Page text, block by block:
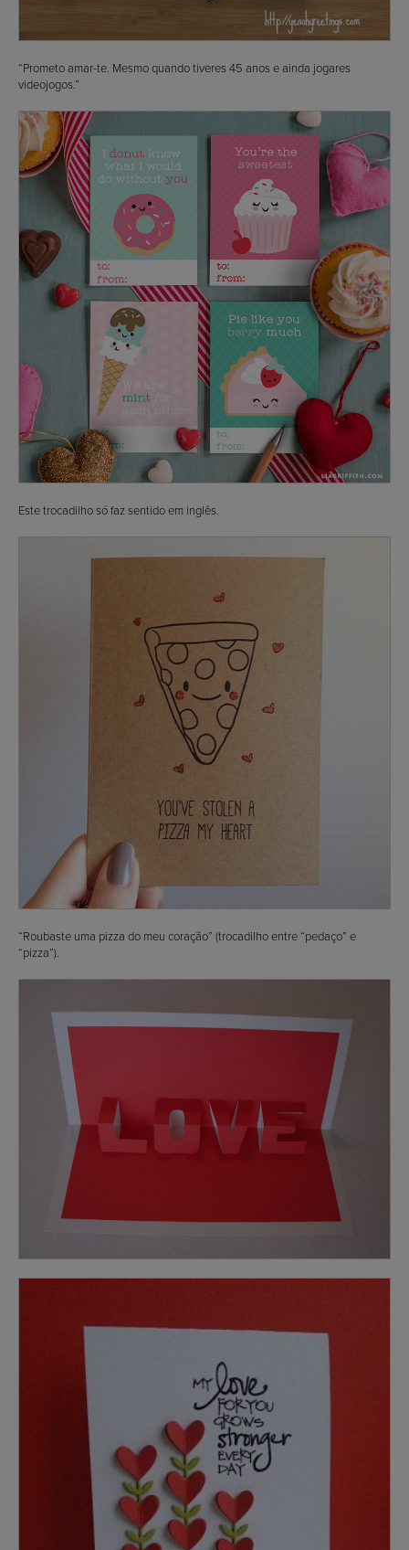
“Prometo amar-te. Mesmo quando tiveres 45 anos e ainda jogares
videojogos.”
Este trocadilho só faz sentido em inglês.
“Roubaste uma pizza do meu coração” (trocadilho entre “pedaço” e
“pizza”).